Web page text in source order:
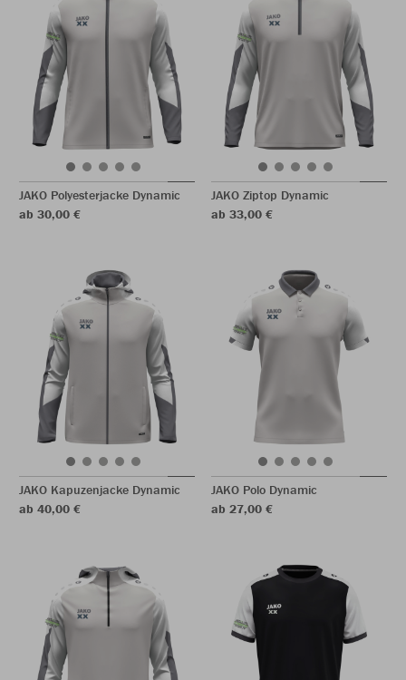
JAKO Polyesterjacke Dynamic
ab 30,00 €
JAKO Ziptop Dynamic
ab 33,00 €
JAKO Kapuzenjacke Dynamic
ab 40,00 €
JAKO Polo Dynamic
ab 27,00 €